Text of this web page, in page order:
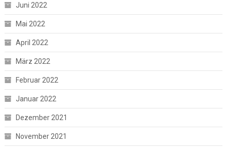
Juni 2022
Mai 2022
April 2022
März 2022
Februar 2022
Januar 2022
Dezember 2021
November 2021